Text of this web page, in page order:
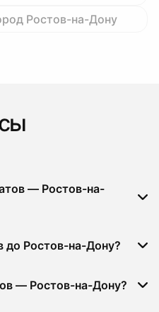
Ростов-на-Дону
— Ростов-на-
до Ростов-на-Дону?
— Ростов-на-Дону?